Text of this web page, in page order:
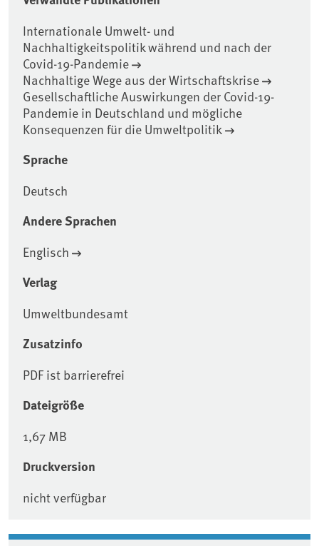
Internationale Umwelt- und
Nachhaltigkeitspolitik während und nach der
Covid-19-Pandemie
Nachhaltige Wege aus der Wirtschaftskrise
Gesellschaftliche Auswirkungen der Covid-19-
Pandemie in Deutschland und mögliche
Konsequenzen für die Umweltpolitik
Sprache
Deutsch
Andere Sprachen
Englisch
Verlag
Umweltbundesamt
Zusatzinfo
PDF ist barrierefrei
Dateigröße
1,67 MB
Druckversion
nicht verfügbar